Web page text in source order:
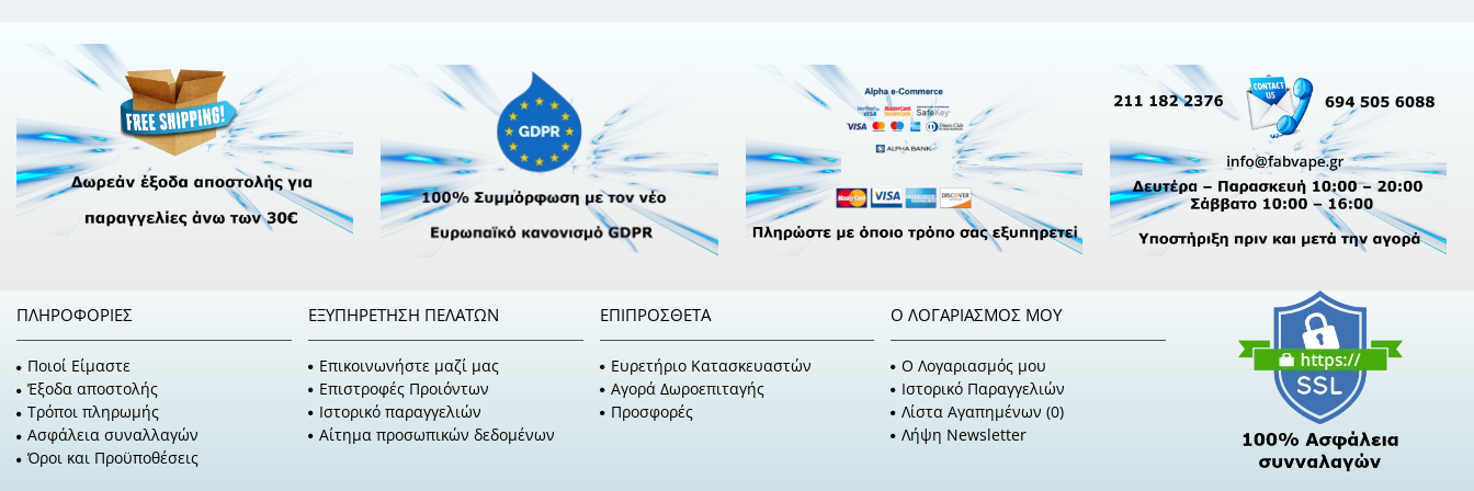
ΠΛΗΡΟΦΟΡΊΕΣ
Ποιοί Είμαστε
Έξοδα αποστολής
Τρόποι πληρωμής
Ασφάλεια συναλλαγών
Όροι και Προϋποθέσεις
ΕΞΥΠΗΡΈΤΗΣΗ ΠΕΛΑΤΏΝ
Επικοινωνήστε μαζί μας
Επιστροφές Προιόντων
Ιστορικό παραγγελιών
Αίτημα προσωπικών δεδομένων
ΕΠΙΠΡΌΣΘΕΤΑ
Ευρετήριο Κατασκευαστών
Αγορά Δωροεπιταγής
Προσφορές
Ο ΛΟΓΑΡΙΑΣΜΌΣ ΜΟΥ
O Λογαριασμός μου
Ιστορικό Παραγγελιών
Λίστα Αγαπημένων (0)
Λήψη Newsletter